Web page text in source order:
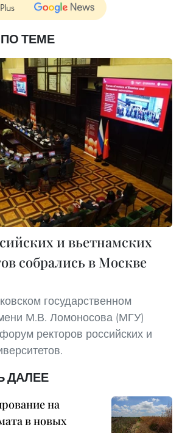
ТЕМЕ
и вьетнамских
собрались в Москве
государственном
М.В. Ломоносова (МГУ)
ректоров российских и
ДАЛЕЕ
на
в новых